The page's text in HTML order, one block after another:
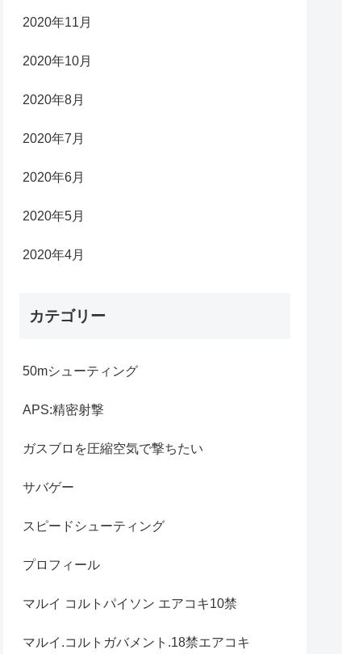
2020年11月
2020年10月
2020年8月
2020年7月
2020年6月
2020年5月
2020年4月
カテゴリー
50mシューティング
APS:精密射撃
ガスブロを圧縮空気で撃ちたい
サバゲー
スピードシューティング
プロフィール
マルイ コルトパイソン エアコキ10禁
マルイ.コルトガバメント.18禁エアコキ